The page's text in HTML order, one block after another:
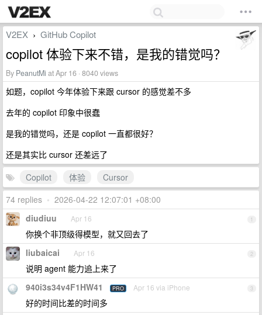
V2EX › GitHub Copilot
copilot 体验下来不错，是我的错觉吗？
By PeanutMi at Apr 16 · 8040 views
如题，copilot 今年体验下来跟 cursor 的感觉差不多
去年的 copilot 印象中很蠢
是我的错觉吗，还是 copilot 一直都很好？
还是其实比 cursor 还差远了
Copilot
体验
Cursor
74 replies • 2026-04-22 12:07:01 +08:00
1
diudiuu Apr 16
你换个非顶级得模型，就又回去了
2
liubaicai Apr 16
说明 agent 能力追上来了
3
940i3s34v4F1HW41 PRO Apr 16 via iPhone
好的时间比差的时间多